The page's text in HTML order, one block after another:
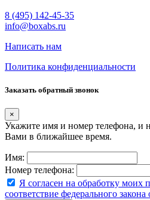
8 (495) 142-45-35
info@boxabs.ru
Написать нам
Политика конфиденциальности
Заказать обратный звонок
×
Укажите имя и номер телефона, и
Вами в ближайшее время.
Имя:
Номер телефона:
Я согласен на обработку моих
соответствие федерального